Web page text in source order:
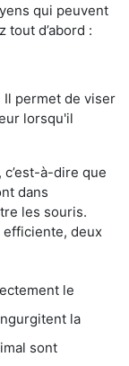
qui peuvent
d’abord :
permet de viser
lorsqu'il
à-dire que
dans
les souris.
deux
le
la
sont